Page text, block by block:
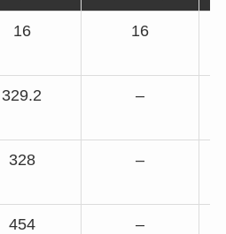
16 16
329.2 –
328 –
454 –